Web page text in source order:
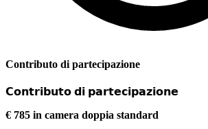
Contributo di partecipazione
𝗖𝗼𝗻𝘁𝗿𝗶𝗯𝘂𝘁𝗼 𝗱𝗶 𝗽𝗮𝗿𝘁𝗲𝗰𝗶𝗽𝗮𝘇𝗶𝗼𝗻𝗲
€ 785 in camera doppia standard